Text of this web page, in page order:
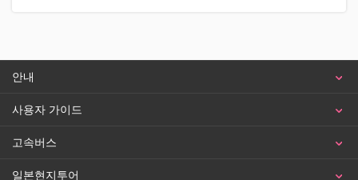
안내
사용자 가이드
고속버스
일본현지투어